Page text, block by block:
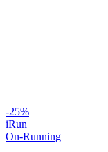
-25%
iRun
On-Running